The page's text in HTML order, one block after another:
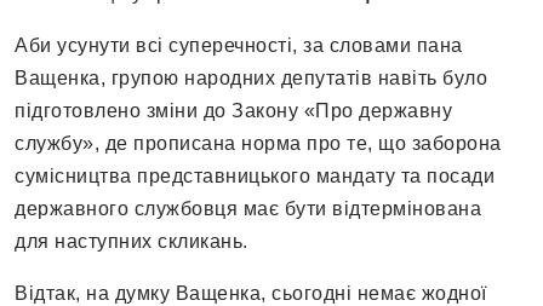
Аби усунути всі суперечності, за словами пана
Ващенка, групою народних депутатів навіть було
підготовлено зміни до Закону «Про державну
службу», де прописана норма про те, що заборона
сумісництва представницького мандату та посади
державного службовця має бути відтермінована
для наступних скликань.
Відтак, на думку Ващенка, сьогодні немає жодної